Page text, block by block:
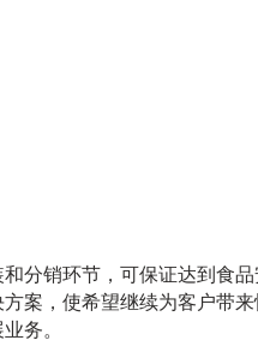
分销环节，可保证达到食
案，使希望继续为客户带
务。